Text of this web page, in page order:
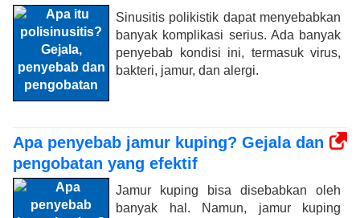
Sinusitis polikistik dapat menyebabkan
banyak komplikasi serius. Ada banyak
penyebab kondisi ini, termasuk virus,
bakteri, jamur, dan alergi.
Apa penyebab jamur kuping? Gejala dan
pengobatan yang efektif
Jamur kuping bisa disebabkan oleh
banyak hal. Namun, jamur kuping